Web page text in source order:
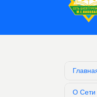
О Сети